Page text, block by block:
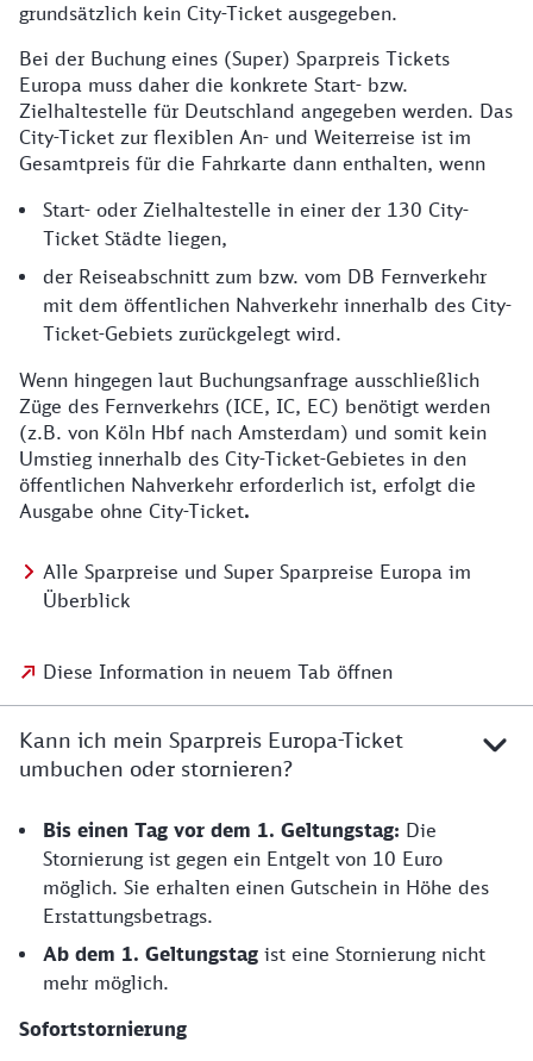
grundsätzlich kein City-Ticket ausgegeben.
Bei der Buchung eines (Super) Sparpreis Tickets
Europa muss daher die konkrete Start- bzw.
Zielhaltestelle für Deutschland angegeben werden. Das
City-Ticket zur flexiblen An- und Weiterreise ist im
Gesamtpreis für die Fahrkarte dann enthalten, wenn
Start- oder Zielhaltestelle in einer der 130 City-
Ticket Städte liegen,
der Reiseabschnitt zum bzw. vom DB Fernverkehr
mit dem öffentlichen Nahverkehr innerhalb des City-
Ticket-Gebiets zurückgelegt wird.
Wenn hingegen laut Buchungsanfrage ausschließlich
Züge des Fernverkehrs (ICE, IC, EC) benötigt werden
(z.B. von Köln Hbf nach Amsterdam) und somit kein
Umstieg innerhalb des City-Ticket-Gebietes in den
öffentlichen Nahverkehr erforderlich ist, erfolgt die
Ausgabe ohne City-Ticket.
Alle Sparpreise und Super Sparpreise Europa im
Überblick
Diese Information in neuem Tab öffnen
Kann ich mein Sparpreis Europa-Ticket
umbuchen oder stornieren?
Bis einen Tag vor dem 1. Geltungstag: Die
Stornierung ist gegen ein Entgelt von 10 Euro
möglich. Sie erhalten einen Gutschein in Höhe des
Erstattungsbetrags.
Ab dem 1. Geltungstag ist eine Stornierung nicht
mehr möglich.
Sofortstornierung